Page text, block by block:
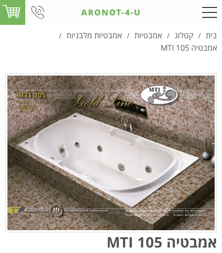
בית / קטלוג / אמבטיות / אמבטיות מלבניות /
אמבטיה MTI 105
אמבטיה MTI 105